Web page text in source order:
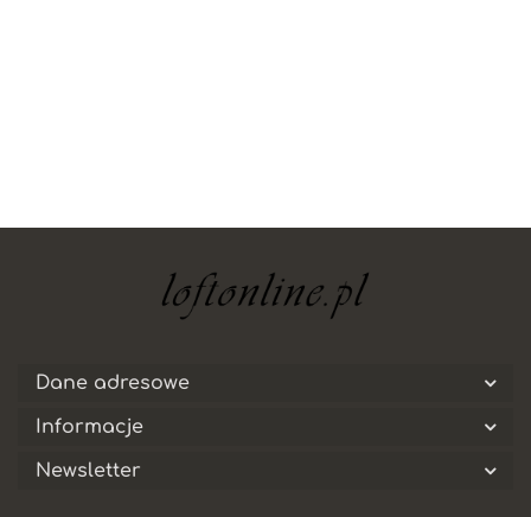
Dane adresowe
Informacje
Newsletter